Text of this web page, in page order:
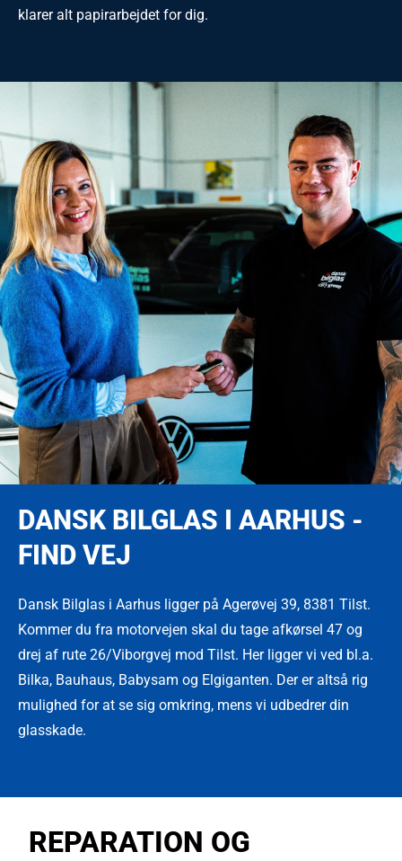
klarer alt papirarbejdet for dig.
DANSK BILGLAS I AARHUS -
FIND VEJ
Dansk Bilglas i Aarhus ligger på Agerøvej 39, 8381 Tilst.
Kommer du fra motorvejen skal du tage afkørsel 47 og
drej af rute 26/Viborgvej mod Tilst. Her ligger vi ved bl.a.
Bilka, Bauhaus, Babysam og Elgiganten. Der er altså rig
mulighed for at se sig omkring, mens vi udbedrer din
glasskade.
REPARATION OG